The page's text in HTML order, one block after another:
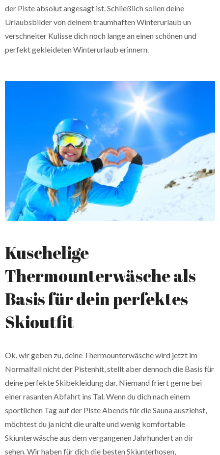
der Piste absolut angesagt ist. Schließlich sollen deine
Urlaubsbilder von deinem traumhaften Winterurlaub un
verschneiter Kulisse dich noch lange an einen schönen und
perfekt gekleideten Winterurlaub erinnern.
Kuschelige
Thermounterwäsche als
Basis für dein perfektes
Skioutfit
Ok, wir geben zu, deine Thermounterwäsche wird jetzt im
Normalfall nicht der Pistenhit, stellt aber dennoch die Basis für
deine perfekte Skibekleidung dar. Niemand friert gerne bei
einer rasanten Abfahrt ins Tal. Wenn du dich nach einem
sportlichen Tag auf der Piste Abends für die Sauna ausziehst,
möchtest du ja nicht die uralte und wenig komfortable
Skiunterwäsche aus dem vergangenen Jahrhundert an dir
sehen. Wir haben für dich die besten Skiunterhosen,